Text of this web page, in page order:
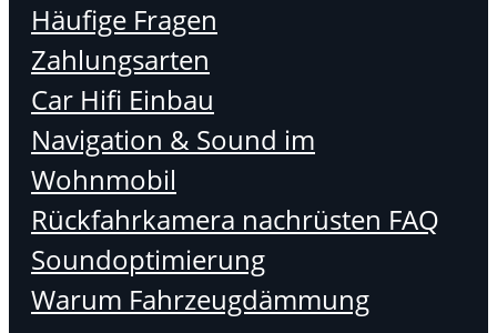
Häufige Fragen
Zahlungsarten
Car Hifi Einbau
Navigation & Sound im
Wohnmobil
Rückfahrkamera nachrüsten FAQ
Soundoptimierung
Warum Fahrzeugdämmung